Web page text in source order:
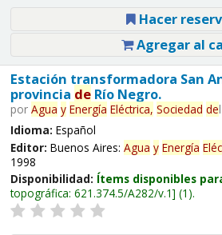
Hacer
Agregar al
Estación transformadora San
provincia deRío Negro.
por Agua y Energía Eléctrica, Sociedad del
Idioma: Español
Editor: Buenos Aires: Agua y Energía
1998
Disponibilidad: Ítems disponibles
topográfica: 621.374.5/A282/v.1 (1).